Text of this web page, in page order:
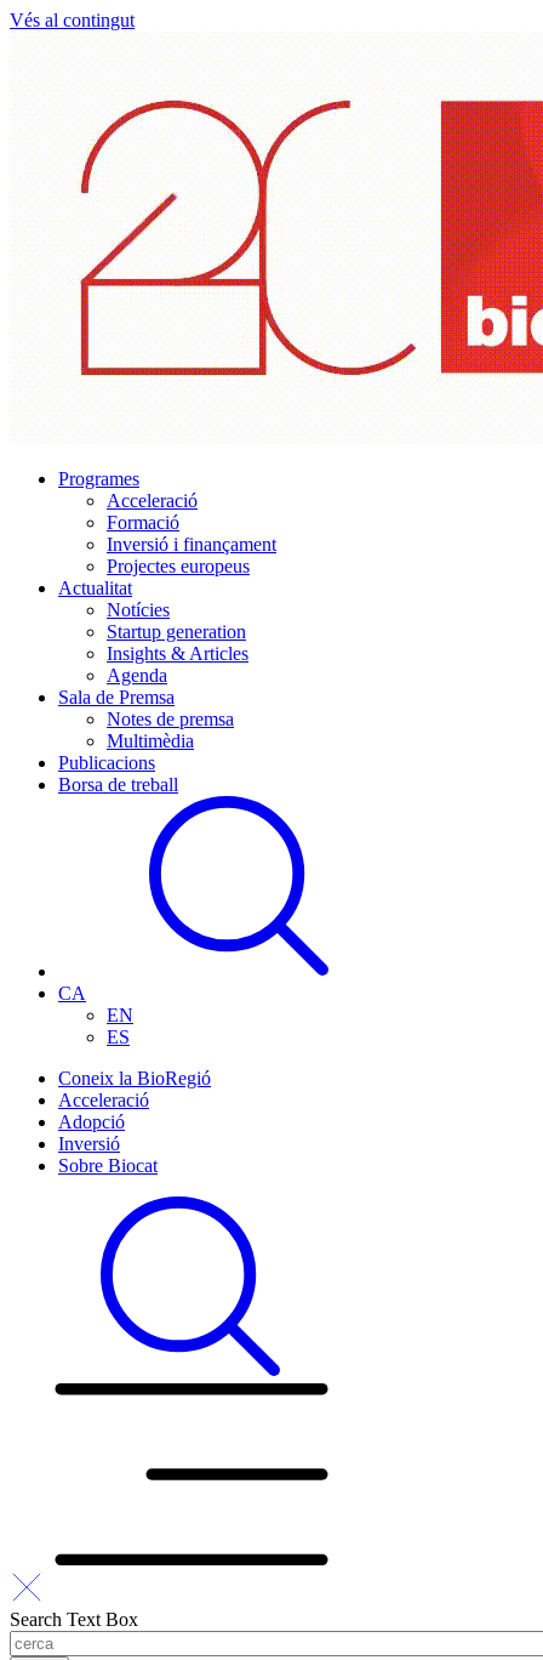
Vés al contingut
Programes
Acceleració
Formació
Inversió i finançament
Projectes europeus
Actualitat
Notícies
Startup generation
Insights & Articles
Agenda
Sala de Premsa
Notes de premsa
Multimèdia
Publicacions
Borsa de treball
CA
EN
ES
Coneix la BioRegió
Acceleració
Adopció
Inversió
Sobre Biocat
Search Text Box